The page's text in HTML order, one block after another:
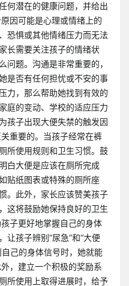
何潜在的健康问题，并给出
因可能是心理或情绪上的
恐惧或其他情绪压力而无法
长需要关注孩子的情绪状
问题。沟通是非常重要的，
是否有任何担忧或不安的事
力，那么帮助她找到有效的
庭的变动、学校的适应压力
孩子出现大便失禁的触发因
重要的。当孩子经常在裤
所使用规则和卫生习惯。鼓
白大便是应该在厕所完成
贴纸图表或特殊的厕所座
。此外，家长应该赞美孩子
这将鼓励她保持良好的卫生
子更好地掌握自己的身体
让孩子辨别“尿急”和“大便
己的身体信号时，她就能
，建立一个积极的奖励系
所使用上取得进展时，给予